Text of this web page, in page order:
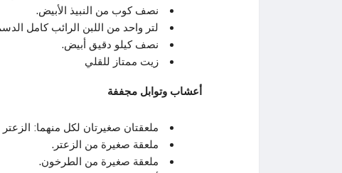
نصف كوب من النبيذ الأبيض.
لتر واحد من اللبن الرائب كامل
نصف كيلو دقيق أبيض.
زيت ممتاز للقلي
أعشاب وتوابل مجففة
ملعقتان صغيرتان لكل منهما: الزعتر
ملعقة صغيرة من الزعتر.
ملعقة صغيرة من الطرخون.